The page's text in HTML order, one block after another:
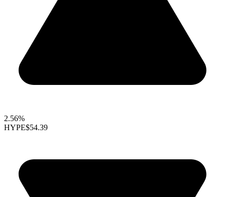
2.56%
HYPE$54.39